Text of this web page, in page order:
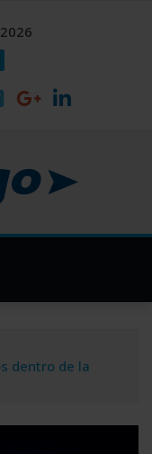
dentro de la